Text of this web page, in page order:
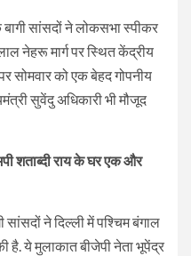
सांसदों ने लोकसभा स्पीकर
नेहरू मार्ग पर स्थित केंद्रीय
सोमवार को एक बेहद गोपनीय
सुवेंदु अधिकारी भी मौजूद
शताब्दी राय के घर एक और
ने दिल्ली में पश्चिम बंगाल
है. ये मुलाकात बीजेपी नेता भूपेंद्र